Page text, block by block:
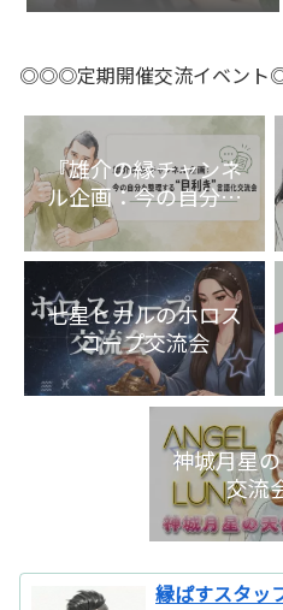
◎◎◎定期開催交流イベン
『雄介の縁チャンネ
ル企画：今の自分を
整理する“目利き”言
語化交流会』
七星ヒカルのホロス
コープ交流会
神城月星
交流
縁ぱすスタッ